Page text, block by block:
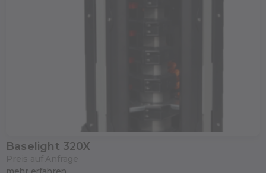
Baselight 320X